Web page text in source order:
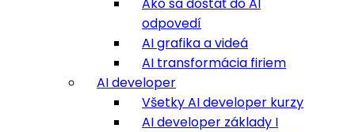
odpovedí
AI grafika a videá
AI transformácia firiem
AI developer
Všetky AI developer kurzy
AI developer základy I